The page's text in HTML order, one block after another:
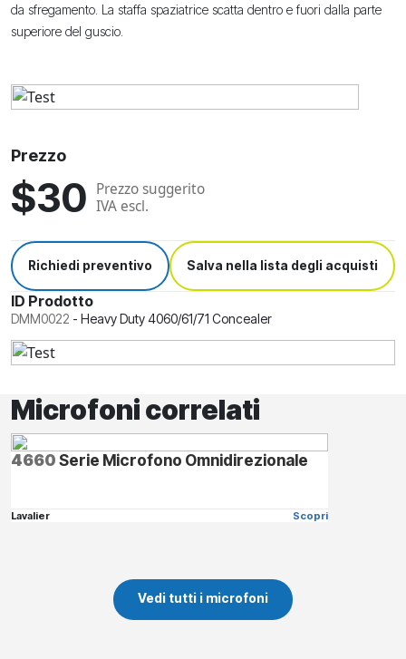
da sfregamento. La staffa spaziatrice scatta dentro e fuori dalla parte
superiore del guscio.
Prezzo
$30 Prezzo suggerito
IVA escl.
Richiedi preventivo Salva nella lista degli acquisti
ID Prodotto
DMM0022 - Heavy Duty 4060/61/71 Concealer
Microfoni correlati
4660Serie Microfono Omnidirezionale
Lavalier Scopri
Vedi tutti i microfoni